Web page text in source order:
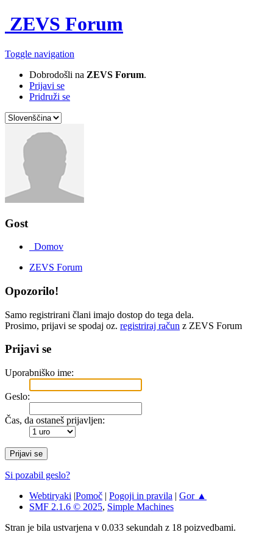
ZEVS Forum
Toggle navigation
Dobrodošli na ZEVS Forum.
Prijavi se
Pridruži se
Gost
Domov
ZEVS Forum
Opozorilo!
Samo registrirani člani imajo dostop do tega dela.
Prosimo, prijavi se spodaj oz. registriraj račun z ZEVS Forum
Prijavi se
Uporabniško ime:
Geslo:
Čas, da ostaneš prijavljen:
Si pozabil geslo?
Webtiryaki |Pomoč | Pogoji in pravila | Gor ▲
SMF 2.1.6 © 2025, Simple Machines
Stran je bila ustvarjena v 0.033 sekundah z 18 poizvedbami.